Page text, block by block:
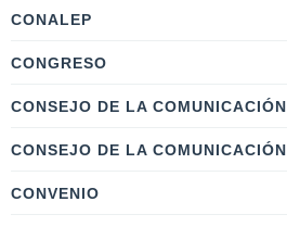
CONALEP
CONGRESO
CONSEJO DE LA COMUNICACIÓN
CONSEJO DE LA COMUNICACIÓN
CONVENIO